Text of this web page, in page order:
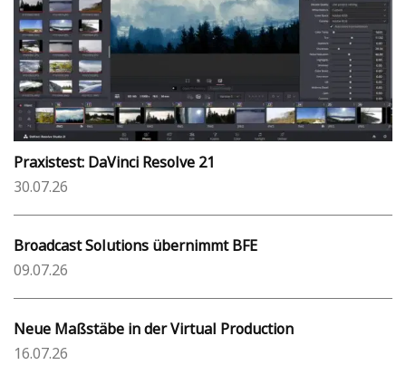
Praxistest: DaVinci Resolve 21
30.07.26
Broadcast Solutions übernimmt BFE
09.07.26
Neue Maßstäbe in der Virtual Production
16.07.26